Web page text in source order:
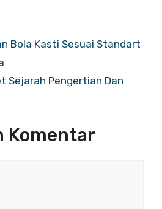
Bola Kasti Sesuai Standart
Sejarah Pengertian Dan
Komentar